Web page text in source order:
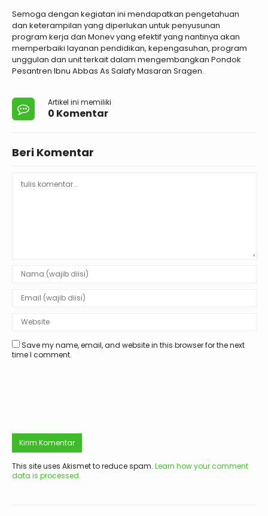
Semoga dengan kegiatan ini mendapatkan pengetahuan
dan keterampilan yang diperlukan untuk penyusunan
program kerja dan Monev yang efektif yang nantinya akan
memperbaiki layanan pendidikan, kepengasuhan, program
unggulan dan unit terkait dalam mengembangkan Pondok
Pesantren Ibnu Abbas As Salafy Masaran Sragen.
Artikel ini memiliki
0 Komentar
Beri Komentar
Save my name, email, and website in this browser for the next
time I comment.
This site uses Akismet to reduce spam. Learn how your comment
data is processed.